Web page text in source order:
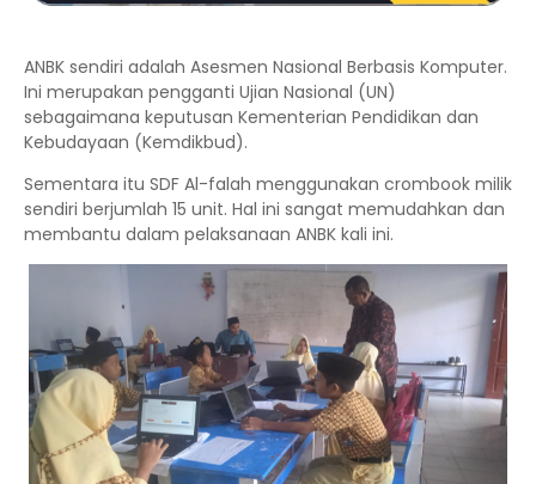
ANBK sendiri adalah Asesmen Nasional Berbasis Komputer.
Ini merupakan pengganti Ujian Nasional (UN)
sebagaimana keputusan Kementerian Pendidikan dan
Kebudayaan (Kemdikbud).
Sementara itu SDF Al-falah menggunakan crombook milik
sendiri berjumlah 15 unit. Hal ini sangat memudahkan dan
membantu dalam pelaksanaan ANBK kali ini.